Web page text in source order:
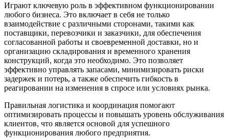
Играют ключевую роль в эффективном функционировании
любого бизнеса. Это включает в себя не только
взаимодействие с различными сторонами, такими как
поставщики, перевозчики и заказчики, для обеспечения
согласованной работы и своевременной доставки, но и
организацию складирования и временного хранения
конструкций, когда это необходимо. Это позволяет
эффективно управлять запасами, минимизировать риски
задержек и потерь, а также обеспечить гибкость в
реагировании на изменения в спросе или условиях рынка.
Правильная логистика и координация помогают
оптимизировать процессы и повышать уровень обслуживания
клиентов, что является основой для успешного
функционирования любого предприятия.